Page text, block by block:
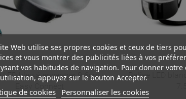
LED bleu à encastrer 9.6cm
Balise LED
Web utilise ses propres cookies et ceux de tiers
et vous montrer des publicités liées à vos
vos habitudes de navigation. Pour donner votre
appuyez sur le bouton Accepter.
de cookies Personnaliser les cookies